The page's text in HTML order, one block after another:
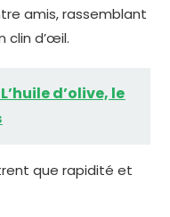
amis, rassemblant
clin d’œil.
d’olive, le
que rapidité et